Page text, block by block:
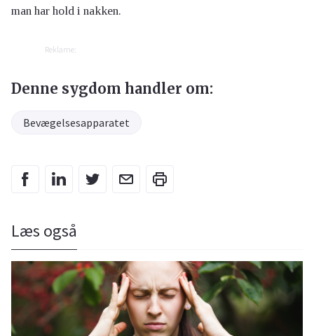
man har hold i nakken.
Reklame:
Denne sygdom handler om:
Bevægelsesapparatet
Læs også